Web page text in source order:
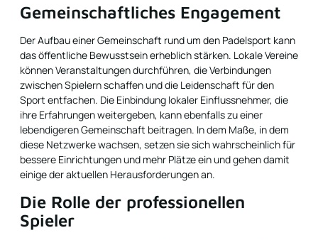
Gemeinschaftliches Engagement
Der Aufbau einer Gemeinschaft rund um den Padelsport kann
das öffentliche Bewusstsein erheblich stärken. Lokale Vereine
können Veranstaltungen durchführen, die Verbindungen
zwischen Spielern schaffen und die Leidenschaft für den
Sport entfachen. Die Einbindung lokaler Einflussnehmer, die
ihre Erfahrungen weitergeben, kann ebenfalls zu einer
lebendigeren Gemeinschaft beitragen. In dem Maße, in dem
diese Netzwerke wachsen, setzen sie sich wahrscheinlich für
bessere Einrichtungen und mehr Plätze ein und gehen damit
einige der aktuellen Herausforderungen an.
Die Rolle der professionellen
Spieler